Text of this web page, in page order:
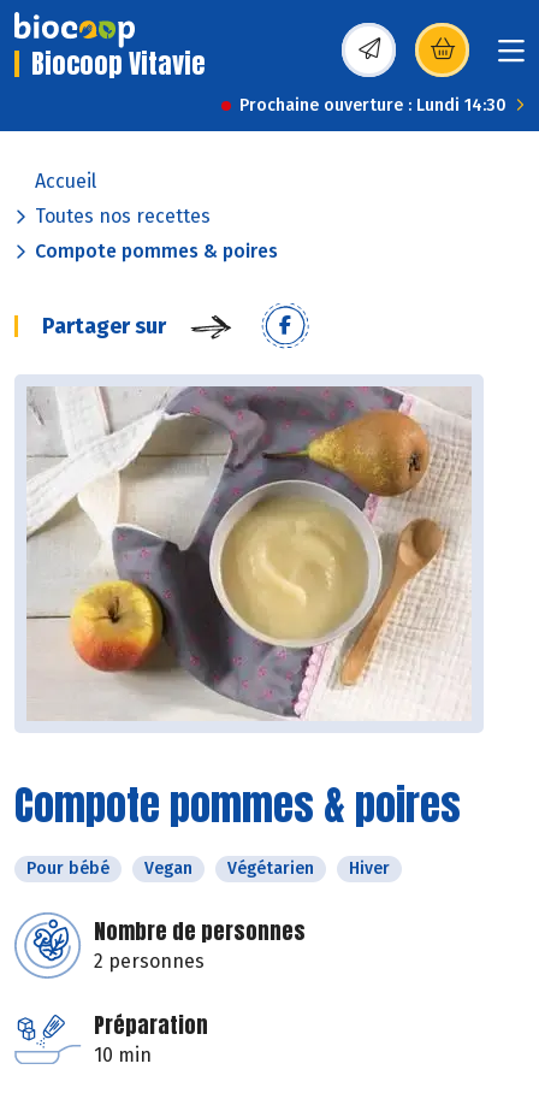
Biocoop Vitavie (s’ouvre dans une
Prochaine ouverture : Lundi 14:30
Accueil
Toutes nos recettes
Compote pommes & poires
Partager sur
Compote pommes & poires
Pour bébé Vegan Végétarien Hiver
Nombre de personnes
2 personnes
Préparation
10 min